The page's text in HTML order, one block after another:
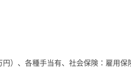
）、各種手当有、社会保険：雇用保